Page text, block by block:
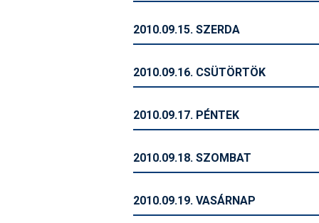
2010.09.15. SZERDA
2010.09.16. CSÜTÖRTÖK
2010.09.17. PÉNTEK
2010.09.18. SZOMBAT
2010.09.19. VASÁRNAP